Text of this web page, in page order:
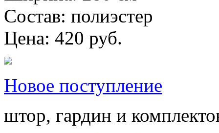
Состав: полиэстер
Цена: 420 руб.
Новое поступление
штор, гардин и